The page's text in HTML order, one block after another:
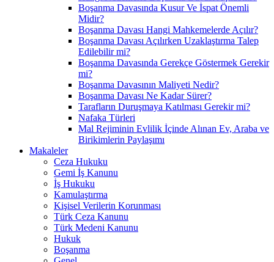
Boşanma Davasında Kusur Ve İspat Önemli
Midir?
Boşanma Davası Hangi Mahkemelerde Açılır?
Boşanma Davası Açılırken Uzaklaştırma Talep
Edilebilir mi?
Boşanma Davasında Gerekçe Göstermek Gerekir
mi?
Boşanma Davasının Maliyeti Nedir?
Boşanma Davası Ne Kadar Sürer?
Tarafların Duruşmaya Katılması Gerekir mi?
Nafaka Türleri
Mal Rejiminin Evlilik İçinde Alınan Ev, Araba ve
Birikimlerin Paylaşımı
Makaleler
Ceza Hukuku
Gemi İş Kanunu
İş Hukuku
Kamulaştırma
Kişisel Verilerin Korunması
Türk Ceza Kanunu
Türk Medeni Kanunu
Hukuk
Boşanma